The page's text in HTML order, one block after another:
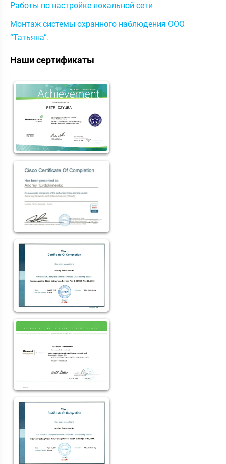
Работы по настройке локальной сети
Монтаж системы охранного наблюдения ООО
“Татьяна”.
Наши сертификаты